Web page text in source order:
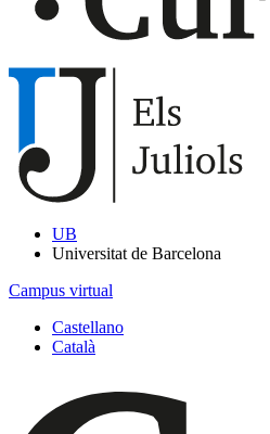
UB
Universitat de Barcelona
Campus virtual
Castellano
Català